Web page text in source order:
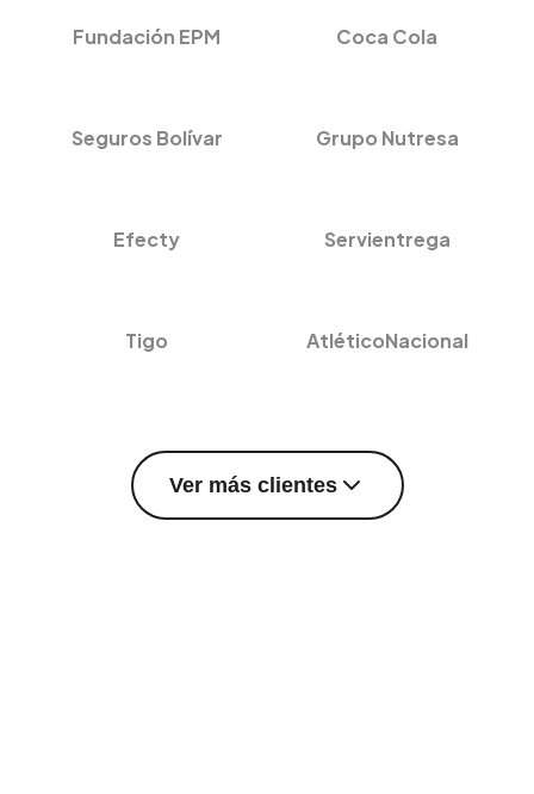
Fundación EPM Coca Cola
Seguros Bolívar Grupo Nutresa
Efecty Servientrega
Tigo AtléticoNacional
Ver más clientes